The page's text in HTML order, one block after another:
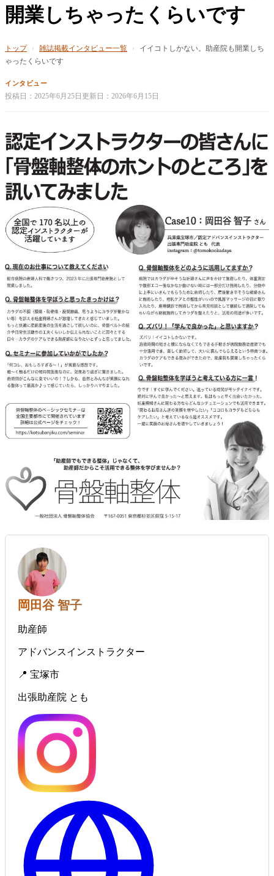
開業しちゃったくらいです
トップ › 雑誌掲載インタビュー一覧 ›
イイコトしかない。助産院も開業しち
ゃったくらいです
インタビュー
投稿日： 2025年6月25日 更新日： 2026年6月15日
岡田谷 智子
助産師
アドバンスインストラクター
📍 宝塚市
出張助産院 とも